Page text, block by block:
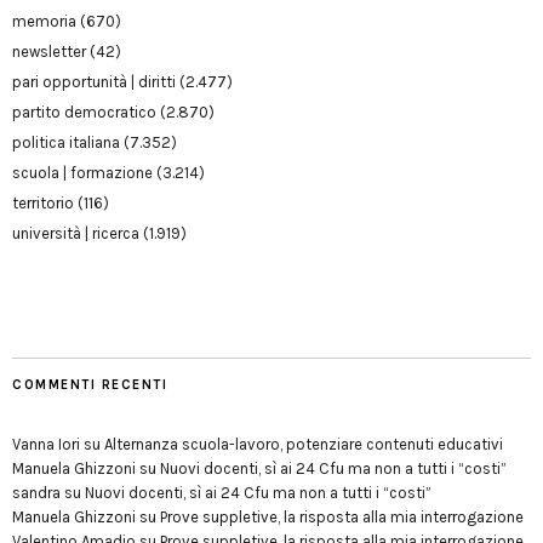
memoria (670)
newsletter(42)
pari opportunità | diritti (2.477)
partito democratico (2.870)
politica italiana (7.352)
scuola | formazione (3.214)
territorio (116)
università | ricerca (1.919)
COMMENTI RECENTI
Vanna Iori su Alternanza scuola-lavoro, potenziare contenuti educativi
Manuela Ghizzoni su Nuovi docenti, sì ai 24 Cfu ma non a tutti i “costi”
sandra su Nuovi docenti, sì ai 24 Cfu ma non a tutti i “costi”
Manuela Ghizzoni su Prove suppletive, la risposta alla mia interrogazione